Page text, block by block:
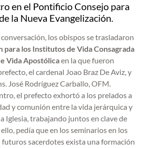
en el Pontificio Consejo para
la Nueva Evangelización.
los obispos se trasladaron
para los Institutos de Vida Consagrada
Vida Apostólicaen la que fueron
el cardenal Joao Braz De Aviz, y
José Rodríguez Carballo, OFM.
el prefecto exhortó a los prelados a
y comunión entre la vida jerárquica y
Iglesia, trabajando juntos en clave de
pedía que en los seminarios en los
futuros sacerdotes exista una formación